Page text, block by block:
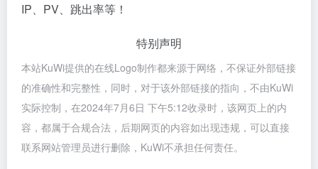
IP、PV、跳出率等！
特别声明
本站KuWi提供的在线Logo制作都来源于网络，不保证外部链接
的准确性和完整性，同时，对于该外部链接的指向，不由KuWi
实际控制，在2024年7月6日 下午5:12收录时，该网页上的内
容，都属于合规合法，后期网页的内容如出现违规，可以直接
联系网站管理员进行删除，KuWi不承担任何责任。